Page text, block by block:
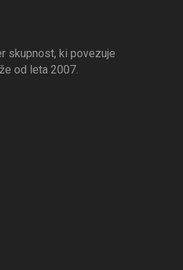
skupnost, ki povezuje
od leta 2007.